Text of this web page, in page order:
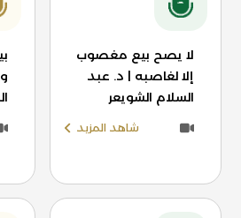
لا يصح بيع مغصوب
إلا لغاصبه | د. عبد
السلام الشويعر
شاهد المزيد